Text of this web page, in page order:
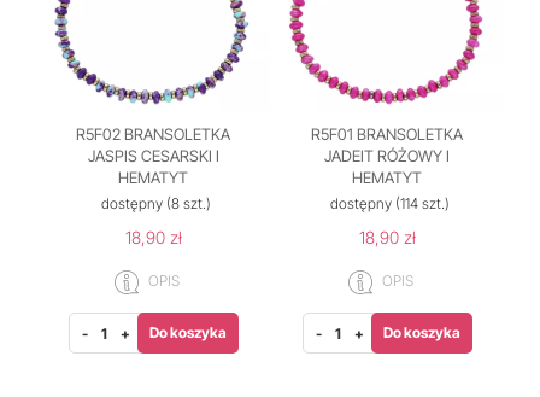
R5F02 BRANSOLETKA
JASPIS CESARSKI I
HEMATYT
dostępny (8 szt.)
18,90 zł
OPIS
- + Do koszyka
R5F01 BRANSOLETKA
JADEIT RÓŻOWY I
HEMATYT
dostępny (114 szt.)
18,90 zł
OPIS
- + Do koszyka